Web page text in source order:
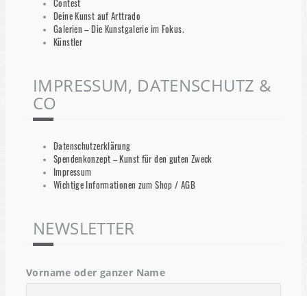
Contest
Deine Kunst auf Arttrado
Galerien – Die Kunstgalerie im Fokus.
Künstler
IMPRESSUM, DATENSCHUTZ &
CO
Datenschutzerklärung
Spendenkonzept – Kunst für den guten Zweck
Impressum
Wichtige Informationen zum Shop / AGB
NEWSLETTER
Vorname oder ganzer Name